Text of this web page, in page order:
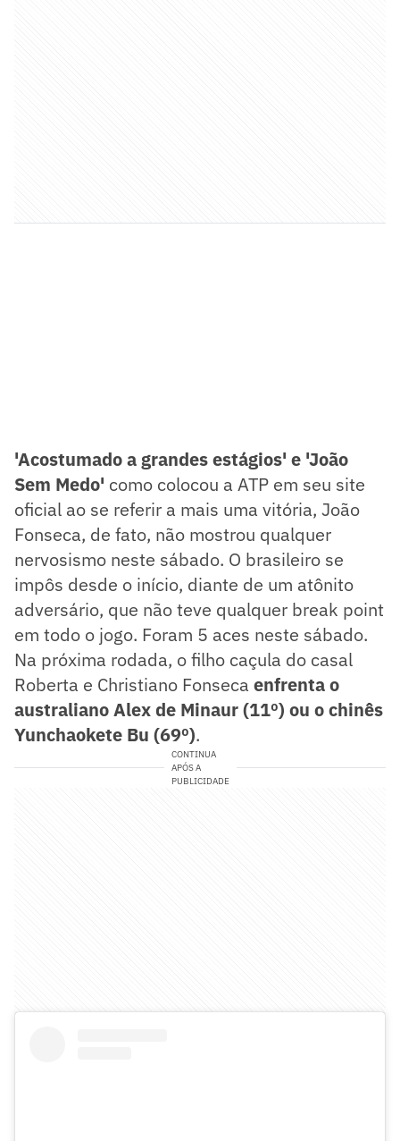
'Acostumado a grandes estágios' e 'João
Sem Medo' como colocou a ATP em seu site
oficial ao se referir a mais uma vitória, João
Fonseca, de fato, não mostrou qualquer
nervosismo neste sábado. O brasileiro se
impôs desde o início, diante de um atônito
adversário, que não teve qualquer break point
em todo o jogo. Foram 5 aces neste sábado.
Na próxima rodada, o filho caçula do casal
Roberta e Christiano Fonseca enfrenta o
australiano Alex de Minaur (11º) ou o chinês
Yunchaokete Bu (69º).
CONTINUA
APÓS A
PUBLICIDADE